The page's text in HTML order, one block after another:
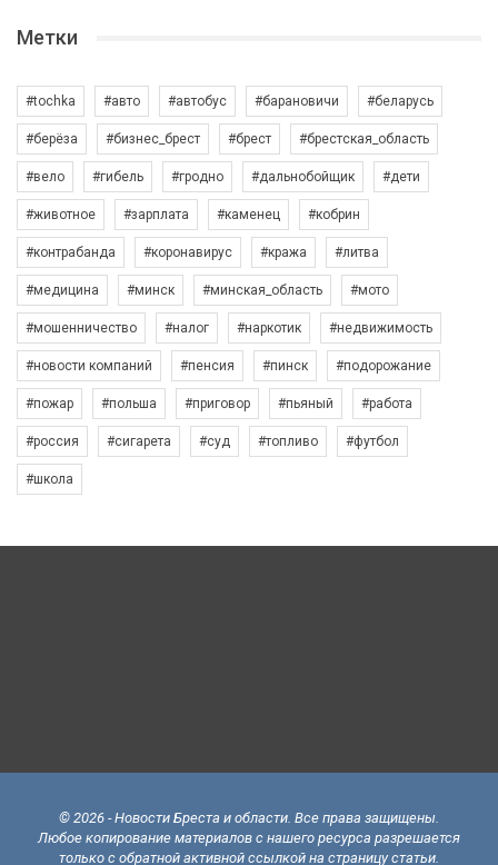
Метки
#tochka #авто #автобус #барановичи #беларусь
#берёза #бизнес_брест #брест #брестская_область
#вело #гибель #гродно #дальнобойщик #дети
#животное #зарплата #каменец #кобрин
#контрабанда #коронавирус #кража #литва
#медицина #минск #минская_область #мото
#мошенничество #налог #наркотик #недвижимость
#новости компаний #пенсия #пинск #подорожание
#пожар #польша #приговор #пьяный #работа
#россия #сигарета #суд #топливо #футбол
#школа
© 2026 - Новости Бреста и области. Все права защищены.
Любое копирование материалов с нашего ресурса разрешается
только с обратной активной ссылкой на страницу статьи.